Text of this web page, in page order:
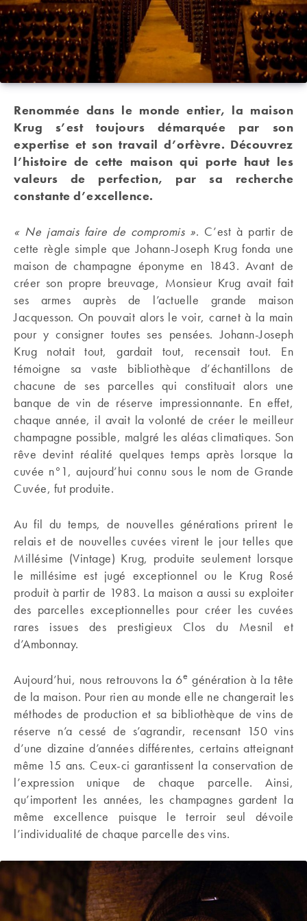
Renommée dans le monde entier, la maison
Krug s’est toujours démarquée par son
expertise et son travail d’orfèvre. Découvrez
l’histoire de cette maison qui porte haut les
valeurs de perfection, par sa recherche
constante d’excellence.
« Ne jamais faire de compromis ». C’est à partir de
cette règle simple que Johann-Joseph Krug fonda une
maison de champagne éponyme en 1843. Avant de
créer son propre breuvage, Monsieur Krug avait fait
ses armes auprès de l’actuelle grande maison
Jacquesson. On pouvait alors le voir, carnet à la main
pour y consigner toutes ses pensées. Johann-Joseph
Krug notait tout, gardait tout, recensait tout. En
témoigne sa vaste bibliothèque d’échantillons de
chacune de ses parcelles qui constituait alors une
banque de vin de réserve impressionnante. En effet,
chaque année, il avait la volonté de créer le meilleur
champagne possible, malgré les aléas climatiques. Son
rêve devint réalité quelques temps après lorsque la
cuvée n°1, aujourd’hui connu sous le nom de Grande
Cuvée, fut produite.
Au fil du temps, de nouvelles générations prirent le
relais et de nouvelles cuvées virent le jour telles que
Millésime (Vintage) Krug, produite seulement lorsque
le millésime est jugé exceptionnel ou le Krug Rosé
produit à partir de 1983. La maison a aussi su exploiter
des parcelles exceptionnelles pour créer les cuvées
rares issues des prestigieux Clos du Mesnil et
d’Ambonnay.
Aujourd’hui, nous retrouvons la 6e génération à la tête
de la maison. Pour rien au monde elle ne changerait les
méthodes de production et sa bibliothèque de vins de
réserve n’a cessé de s’agrandir, recensant 150 vins
d’une dizaine d’années différentes, certains atteignant
même 15 ans. Ceux-ci garantissent la conservation de
l’expression unique de chaque parcelle. Ainsi,
qu’importent les années, les champagnes gardent la
même excellence puisque le terroir seul dévoile
l’individualité de chaque parcelle des vins.